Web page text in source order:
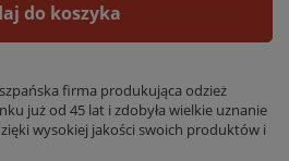
do koszyka
firma produkująca odzież
już od 45 lat i zdobyła wielkie uznanie
wysokiej jakości swoich produktów i